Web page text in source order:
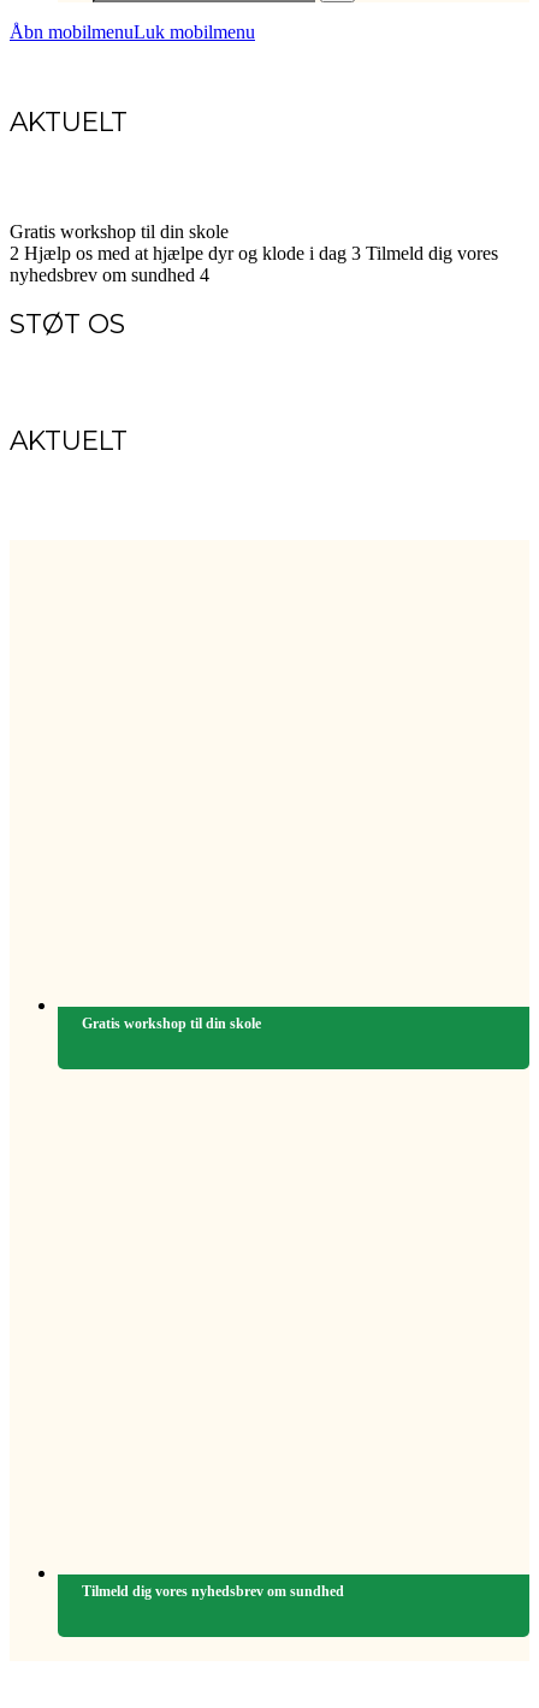
Åbn mobilmenuLuk mobilmenu
AKTUELT
Gratis workshop til din skole
2 Hjælp os med at hjælpe dyr og klode i dag 3 Tilmeld dig vores
nyhedsbrev om sundhed 4
STØT OS
AKTUELT
Gratis workshop til din skole
Tilmeld dig vores nyhedsbrev om sundhed